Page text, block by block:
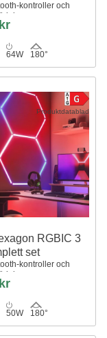
kontroller och
64W 180°
Produktdatablad
RGBIC 3
set
kontroller och
50W 180°